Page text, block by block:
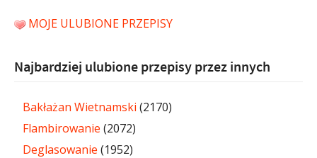
MOJE ULUBIONE PRZEPISY
Najbardziej ulubione przepisy przez innych
Bakłażan Wietnamski (2170)
Flambirowanie (2072)
Deglasowanie (1952)